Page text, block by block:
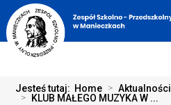
Jesteś tutaj: Home > Aktualności
> KLUB MAŁEGO MUZYKA W ...